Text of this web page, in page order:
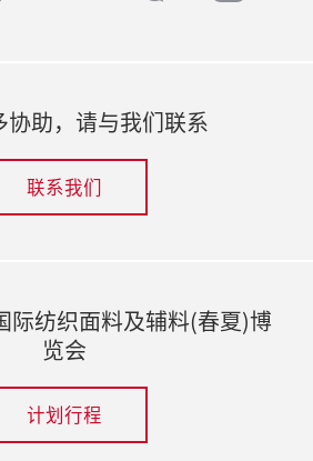
协助，请与我们联系
联系我们
际纺织面料及辅料(春夏)博
览会
计划行程